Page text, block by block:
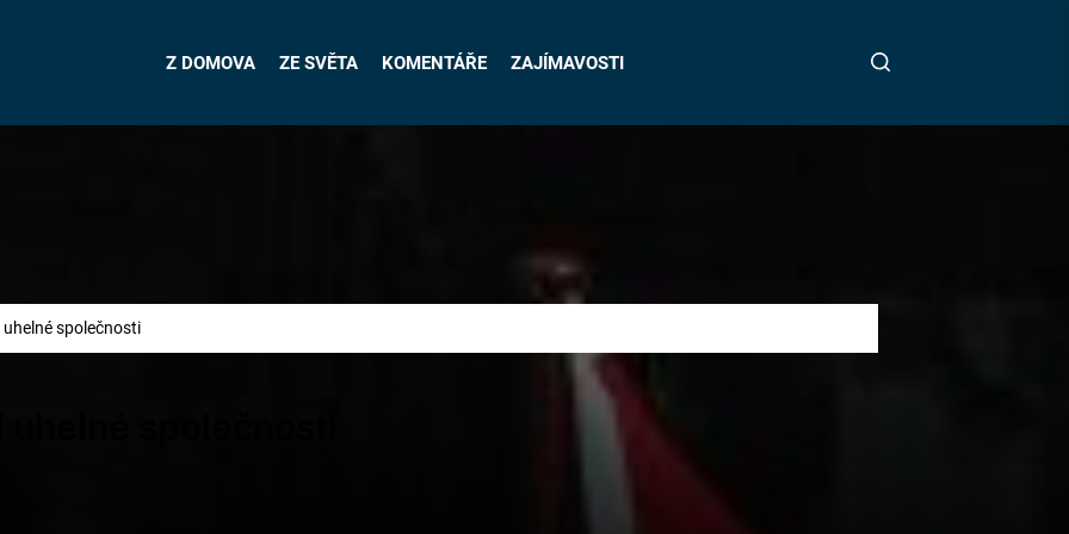
Z DOMOVA ZE SVĚTA KOMENTÁŘE ZAJÍMAVOSTI
společnosti
společnosti